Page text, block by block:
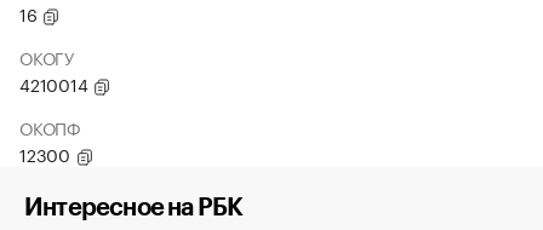
16
ОКОГУ
4210014
ОКОПФ
12300
Интересное на РБК